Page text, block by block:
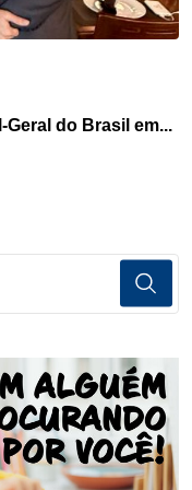
Geral do Brasil em...